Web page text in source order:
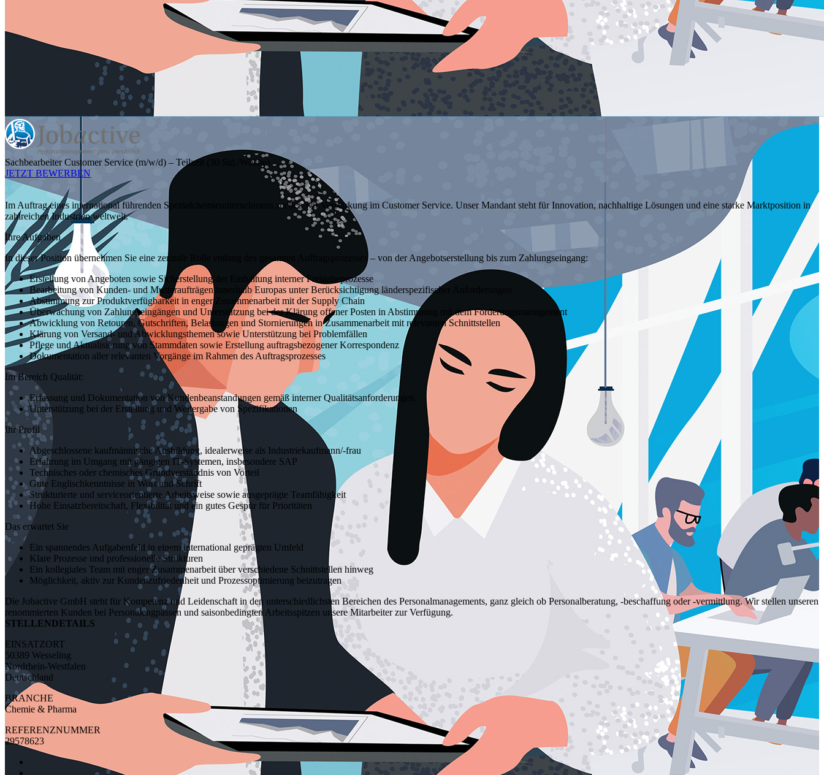
Sachbearbeiter Customer Service (m/w/d) – Teilzeit (30 Std./Woche)
JETZT BEWERBEN
Im Auftrag eines international führenden Spezialchemieunternehmens suchen wir Verstärkung im Customer Service. Unser Mandant steht für Innovation, nachhaltige Lösungen und eine starke Marktposition in
zahlreichen Industrien weltweit.
Ihre Aufgaben
In dieser Position übernehmen Sie eine zentrale Rolle entlang des gesamten Auftragsprozesses – von der Angebotserstellung bis zum Zahlungseingang:
Erstellung von Angeboten sowie Sicherstellung der Einhaltung interner Freigabeprozesse
Bearbeitung von Kunden- und Musteraufträgen innerhalb Europas unter Berücksichtigung länderspezifischer Anforderungen
Abstimmung zur Produktverfügbarkeit in enger Zusammenarbeit mit der Supply Chain
Überwachung von Zahlungseingängen und Unterstützung bei der Klärung offener Posten in Abstimmung mit dem Forderungsmanagement
Abwicklung von Retouren, Gutschriften, Belastungen und Stornierungen in Zusammenarbeit mit relevanten Schnittstellen
Klärung von Versand- und Abwicklungsthemen sowie Unterstützung bei Problemfällen
Pflege und Aktualisierung von Stammdaten sowie Erstellung auftragsbezogener Korrespondenz
Dokumentation aller relevanten Vorgänge im Rahmen des Auftragsprozesses
Im Bereich Qualität:
Erfassung und Dokumentation von Kundenbeanstandungen gemäß interner Qualitätsanforderungen
Unterstützung bei der Erstellung und Weitergabe von Spezifikationen
Ihr Profil
Abgeschlossene kaufmännische Ausbildung, idealerweise als Industriekaufmann/-frau
Erfahrung im Umgang mit gängigen IT-Systemen, insbesondere SAP
Technisches oder chemisches Grundverständnis von Vorteil
Gute Englischkenntnisse in Wort und Schrift
Strukturierte und serviceorientierte Arbeitsweise sowie ausgeprägte Teamfähigkeit
Hohe Einsatzbereitschaft, Flexibilität und ein gutes Gespür für Prioritäten
Das erwartet Sie
Ein spannendes Aufgabenfeld in einem international geprägten Umfeld
Klare Prozesse und professionelle Strukturen
Ein kollegiales Team mit enger Zusammenarbeit über verschiedene Schnittstellen hinweg
Möglichkeit, aktiv zur Kundenzufriedenheit und Prozessoptimierung beizutragen
Die Jobactive GmbH steht für Kompetenz und Leidenschaft in den unterschiedlichsten Bereichen des Personalmanagements, ganz gleich ob Personalberatung, -beschaffung oder -vermittlung. Wir stellen unseren
renommierten Kunden bei Personalengpässen und saisonbedingten Arbeitsspitzen unsere Mitarbeiter zur Verfügung.
STELLENDETAILS
EINSATZORT
50389 Wesseling
Nordrhein-Westfalen
Deutschland
BRANCHE
Chemie & Pharma
REFERENZNUMMER
29578623